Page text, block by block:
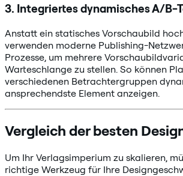
3. Integriertes dynamisches A/B-
Anstatt ein statisches Vorschaubild
verwenden moderne Publishing-
Prozesse, um mehrere
Warteschlange zu stellen. So können
verschiedenen Betrachtergruppen
ansprechendste Element anzeigen.
Vergleich der besten
Um Ihr Verlagsimperium zu skalieren,
richtige Werkzeug für Ihre